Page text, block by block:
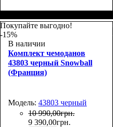
Покупайте выгодно!
-15%
В наличии
Комплект чемоданов
43803 черный Snowball
(Франция)
Модель: 43803 черный
10 990,00грн.
9 390,00грн.